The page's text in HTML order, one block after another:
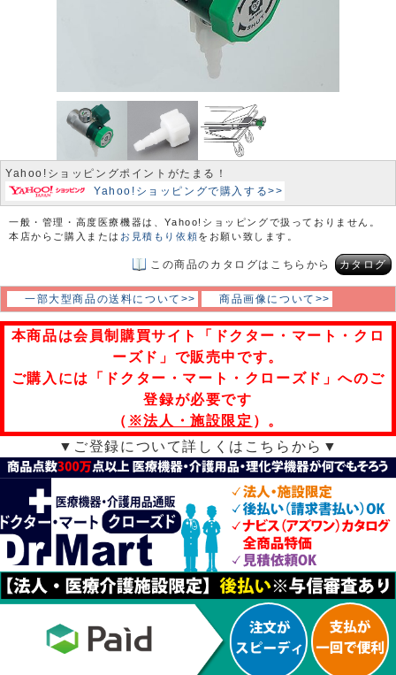
Yahoo!ショッピングポイントがたまる！
Yahoo!ショッピングで購入する>>
一般・管理・高度医療機器は、Yahoo!ショッピングで扱っておりません。
本店からご購入または お見積もり依頼をお願い致します。
この商品のカタログはこちらから カタログ
一部大型商品の送料について>> 商品画像について>>
本商品は会員制購買サイト「ドクター・マート・クロ
ーズド」で販売中です。
ご購入には「ドクター・マート・クローズド」へのご
登録が必要です
（ ※法人・施設限定 ）。
▼ご登録について詳しくはこちらから▼